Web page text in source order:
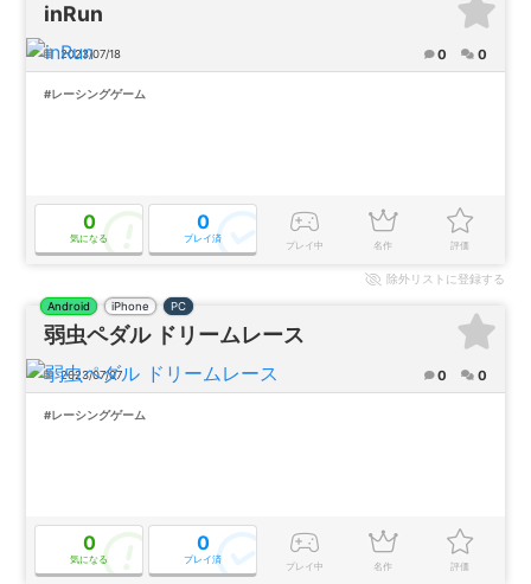
inRun
2023/07/18 0 0
#レーシングゲーム
0
気になる
0
プレイ済
プレイ中 名作 評価
除外リストに登録する
弱虫ペダル ドリームレース
Android iPhone PC
2023/07/07 0 0
#レーシングゲーム
0
気になる
0
プレイ済
プレイ中 名作 評価